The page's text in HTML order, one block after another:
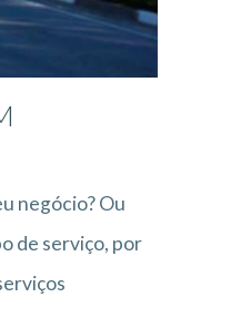
negócio? Ou
de serviço, por